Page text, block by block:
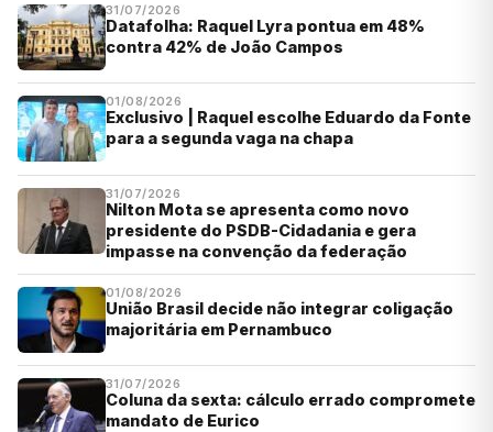
31/07/2026
Datafolha: Raquel Lyra pontua em 48%
contra 42% de João Campos
01/08/2026
Exclusivo | Raquel escolhe Eduardo da Fonte
para a segunda vaga na chapa
31/07/2026
Nilton Mota se apresenta como novo
presidente do PSDB-Cidadania e gera
impasse na convenção da federação
01/08/2026
União Brasil decide não integrar coligação
majoritária em Pernambuco
31/07/2026
Coluna da sexta: cálculo errado compromete
mandato de Eurico